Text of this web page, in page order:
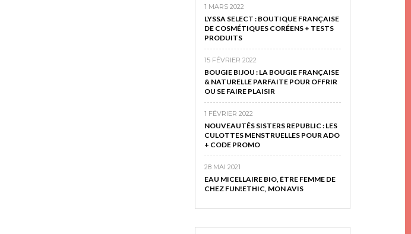
1 MARS 2022
LYSSA SELECT : BOUTIQUE FRANÇAISE
DE COSMÉTIQUES CORÉENS + TESTS
PRODUITS
15 FÉVRIER 2022
BOUGIE BIJOU : LA BOUGIE FRANÇAISE
& NATURELLE PARFAITE POUR OFFRIR
OU SE FAIRE PLAISIR
1 FÉVRIER 2022
NOUVEAUTÉS SISTERS REPUBLIC : LES
CULOTTES MENSTRUELLES POUR ADO
+ CODE PROMO
28 MAI 2021
EAU MICELLAIRE BIO, ÊTRE FEMME DE
CHEZ FUN!ETHIC, MON AVIS